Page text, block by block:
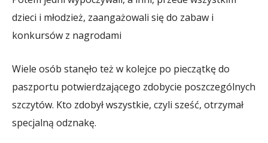
dzieci i młodzież, zaangażowali się do zabaw i
konkursów z nagrodami
Wiele osób stanęło też w kolejce po pieczątkę do
paszportu potwierdzającego zdobycie poszczególnych
szczytów. Kto zdobył wszystkie, czyli sześć, otrzymał
specjalną odznakę.